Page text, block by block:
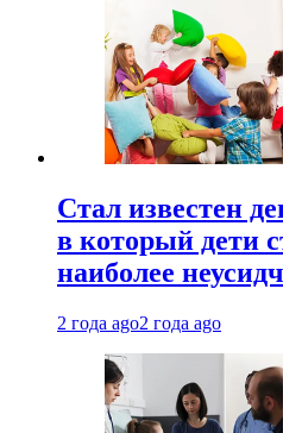
Стал известен
в который дети
наиболее
2 года ago2 года ago